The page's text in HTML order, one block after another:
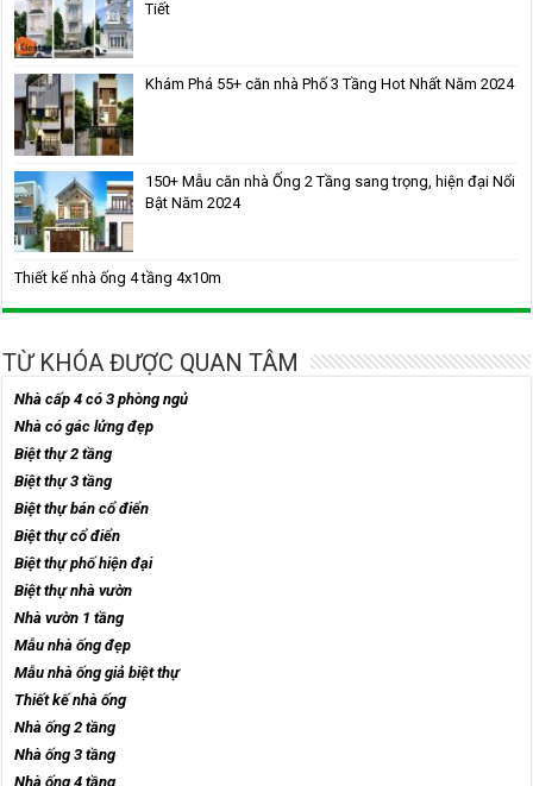
Tiết
Khám Phá 55+ căn nhà Phố 3 Tầng Hot Nhất Năm 2024
150+ Mẫu căn nhà Ống 2 Tầng sang trọng, hiện đại Nổi
Bật Năm 2024
Thiết kế nhà ống 4 tầng 4x10m
TỪ KHÓA ĐƯỢC QUAN TÂM
Nhà cấp 4 có 3 phòng ngủ
Nhà có gác lửng đẹp
Biệt thự 2 tầng
Biệt thự 3 tầng
Biệt thự bán cổ điển
Biệt thự cổ điển
Biệt thự phố hiện đại
Biệt thự nhà vườn
Nhà vườn 1 tầng
Mẫu nhà ống đẹp
Mẫu nhà ống giả biệt thự
Thiết kế nhà ống
Nhà ống 2 tầng
Nhà ống 3 tầng
Nhà ống 4 tầng